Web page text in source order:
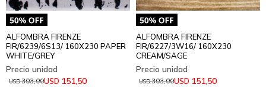
ALFOMBRA FIRENZE
FIR/6239/6S13/ 160X230 PAPER
WHITE/GREY
USD 151,50
USD303,00
ALFOMBRA FIRENZE
FIR/6227/3W16/ 160X230
CREAM/SAGE
USD 151,50
USD303,00